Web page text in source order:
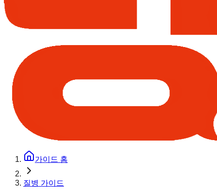
가이드 홈
질병 가이드